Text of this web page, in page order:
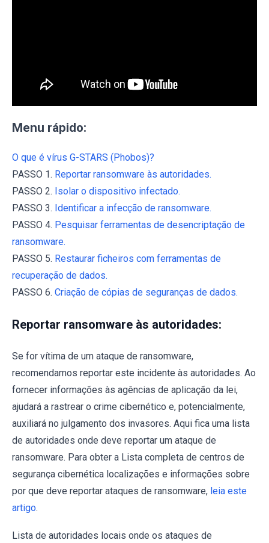
Menu rápido:
O que é vírus G-STARS (Phobos)?
PASSO 1. Reportar ransomware às autoridades.
PASSO 2. Isolar o dispositivo infectado.
PASSO 3. Identificar a infecção de ransomware.
PASSO 4. Pesquisar ferramentas de desencriptação de
ransomware.
PASSO 5. Restaurar ficheiros com ferramentas de
recuperação de dados.
PASSO 6. Criação de cópias de seguranças de dados.
Reportar ransomware às autoridades:
Se for vítima de um ataque de ransomware,
recomendamos reportar este incidente às autoridades. Ao
fornecer informações às agências de aplicação da lei,
ajudará a rastrear o crime cibernético e, potencialmente,
auxiliará no julgamento dos invasores. Aqui fica uma lista
de autoridades onde deve reportar um ataque de
ransomware. Para obter a Lista completa de centros de
segurança cibernética localizações e informações sobre
por que deve reportar ataques de ransomware, leia este
artigo.
Lista de autoridades locais onde os ataques de